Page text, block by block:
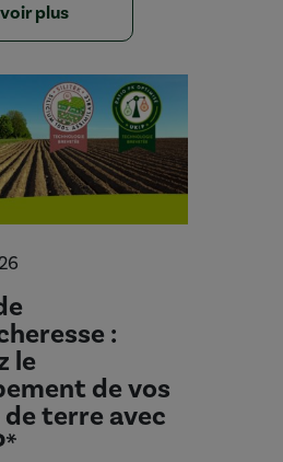
plus
:
le
de vos
terre avec